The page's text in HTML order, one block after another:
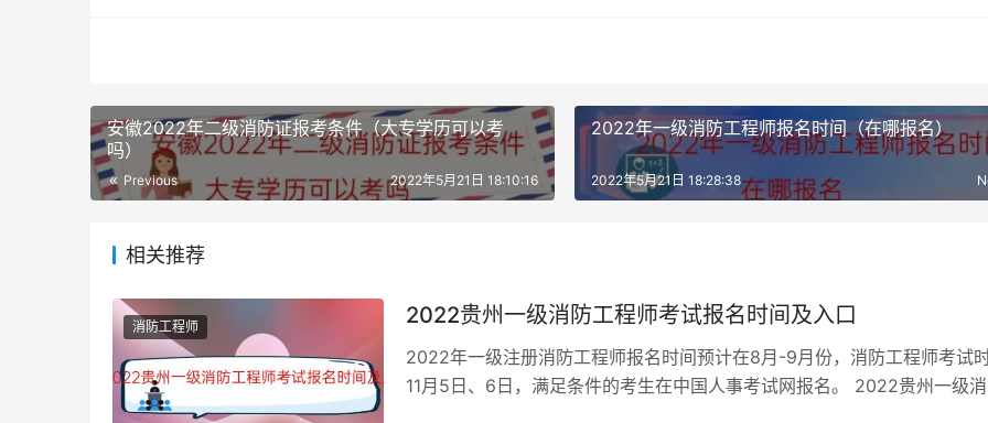
消防工程师的考试科目
一级消防工程师资格考试设置《消防安全技术实务》（客观题）、《消防安全技术综合能力》（客观题）和《消
参加全部3个科目考试（级别为考全科）的应试人员，必须在连续3个考试年度内通过应试科目；参加2个科目考试
（级别为免一科）的应试人员必须在连续2个考试年度内通过应试科目，方可取得资格证书。
2022年一级消防工程师考试各科目题型题量及考试时长：
考试科目
安徽2022年二级消防证报考条件（大专学历可以考
吗）
Previous 2022年5月21日 18:10:16
2022年一级消防工程师报名时间（在哪报名）
2022年5月21日 18:28:38
相关推荐
消防工程师 2022贵州一级消防工程师考试报名时间及入口
2022年一级注册消防工程师报名时间预计在8月-9月份，消防工程师考试
11月5日、6日，满足条件的考生在中国人事考试网报名。 2022贵州一级消